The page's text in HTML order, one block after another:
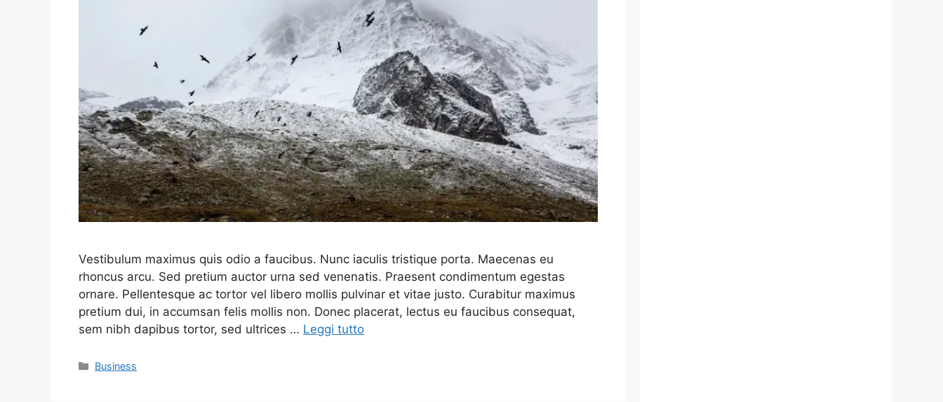
Vestibulum maximus quis odio a faucibus. Nunc iaculis tristique porta. Maecenas eu
rhoncus arcu. Sed pretium auctor urna sed venenatis. Praesent condimentum egestas
ornare. Pellentesque ac tortor vel libero mollis pulvinar et vitae justo. Curabitur maximus
pretium dui, in accumsan felis mollis non. Donec placerat, lectus eu faucibus consequat,
sem nibh dapibus tortor, sed ultrices … Leggi tutto
Categorie
Business